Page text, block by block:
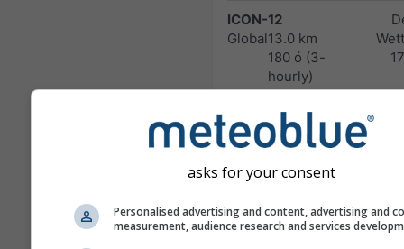
ICON-12
Global13.0 km
180 ó (3-
hourly)
Europe7.0 km
120 ó (3-
hourly)
ICOND-2
Germany
2.0 km
asks for your consent
Personalised advertising and content, advertising and
measurement, audience research and services